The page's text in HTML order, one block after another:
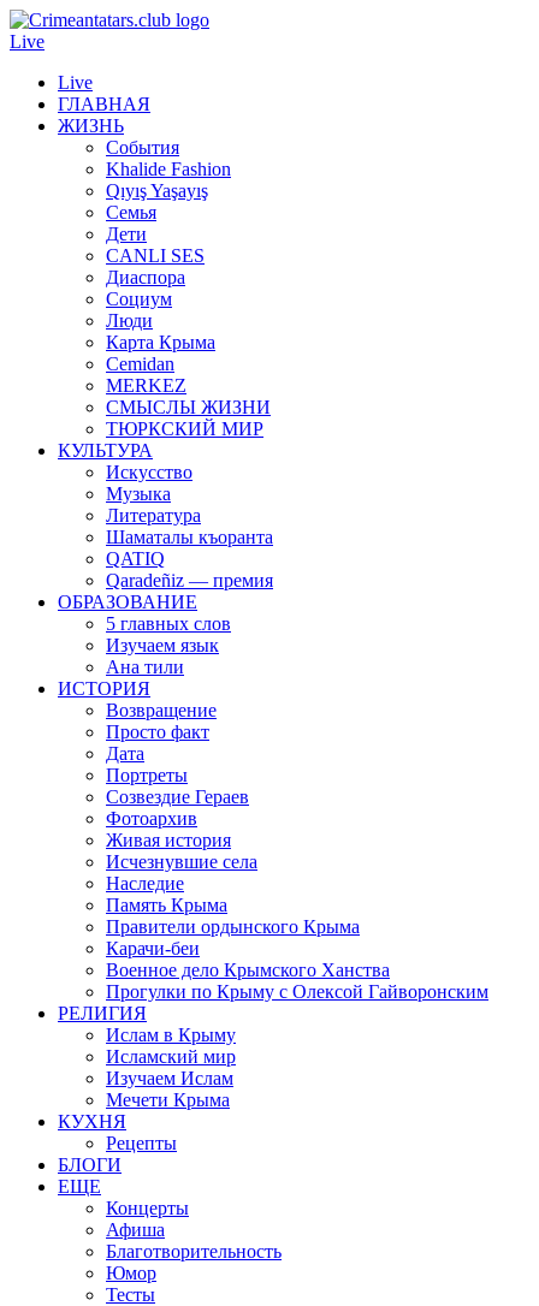
Live
Live
ГЛАВНАЯ
ЖИЗНЬ
События
Khalide Fashion
Qıyış Yaşayış
Семья
Дети
CANLI SES
Диаспора
Социум
Люди
Карта Крыма
Cemidan
МERKEZ
СМЫСЛЫ ЖИЗНИ
ТЮРКСКИЙ МИР
КУЛЬТУРА
Искусство
Музыка
Литература
Шаматалы къоранта
QATIQ
Qaradeñiz — премия
ОБРАЗОВАНИЕ
5 главных слов
Изучаем язык
Ана тили
ИСТОРИЯ
Возвращение
Просто факт
Дата
Портреты
Созвездие Гераев
Фотоархив
Живая история
Исчезнувшие села
Наследие
Память Крыма
Правители ордынского Крыма
Карачи-беи
Военное дело Крымского Ханства
Прогулки по Крыму с Олексой Гайворонским
РЕЛИГИЯ
Ислам в Крыму
Исламский мир
Изучаем Ислам
Мечети Крыма
КУХНЯ
Рецепты
БЛОГИ
ЕЩЕ
Концерты
Афиша
Благотворительность
Юмор
Тесты